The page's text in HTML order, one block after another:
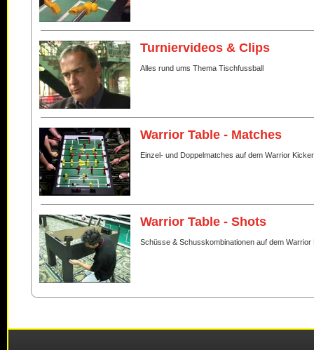
Turniervideos & Clips
Alles rund ums Thema Tischfussball
Warrior Table - Matches
Einzel- und Doppelmatches auf dem Warrior Kicker
Warrior Table - Shots
Schüsse & Schusskombinationen auf dem Warrior